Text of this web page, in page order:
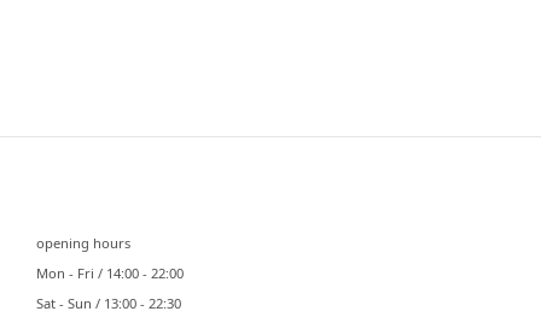
opening hours
Mon - Fri / 14:00 - 22:00
Sat - Sun / 13:00 - 22:30